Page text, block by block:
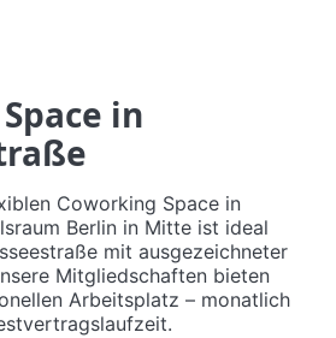
in
Coworking Space in
Berlin in Mitte ist ideal
mit ausgezeichneter
Mitgliedschaften bieten
Arbeitsplatz – monatlich